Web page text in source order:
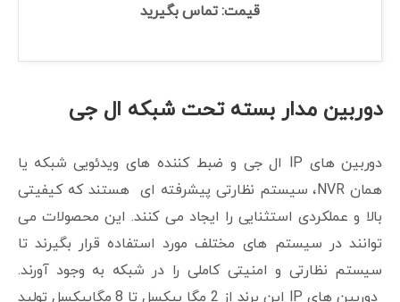
قیمت: تماس بگیرید
دوربین مدار بسته تحت شبکه ال جی
دوربین های IP ال جی و ضبط کننده های ویدئویی شبکه یا
همان NVR، سیستم نظارتی پیشرفته ای هستند که کیفیتی
بالا و عملکردی استثنایی را ایجاد می کنند. این محصولات می
توانند در سیستم های مختلف مورد استفاده قرار بگیرند تا
سیستم نظارتی و امنیتی کاملی را در شبکه به وجود آورند.
دوربین های IP این برند از 2 مگا پیکسل تا 8 مگاپیکسل تولید